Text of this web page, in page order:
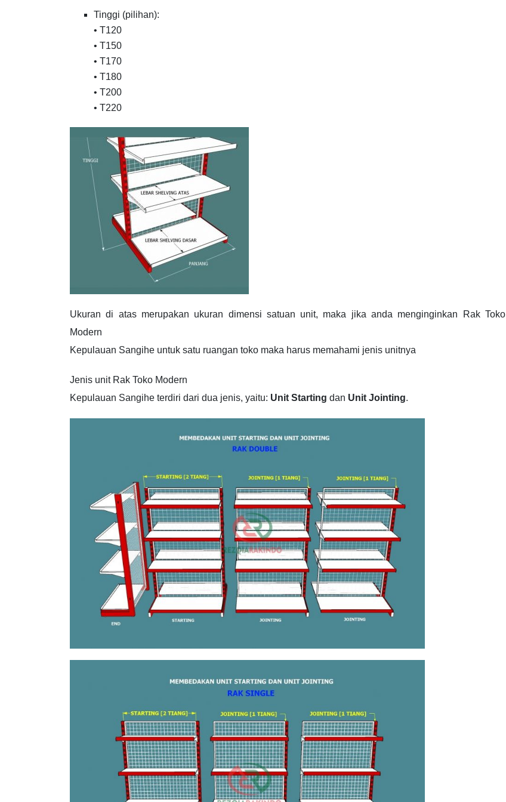
Tinggi (pilihan):
• T120
• T150
• T170
• T180
• T200
• T220
Ukuran di atas merupakan ukuran dimensi satuan unit, maka jika anda menginginkan Rak Toko
Modern
Kepulauan Sangihe untuk satu ruangan toko maka harus memahami jenis unitnya
Jenis unit Rak Toko Modern
Kepulauan Sangihe terdiri dari dua jenis, yaitu: Unit Starting dan Unit Jointing.